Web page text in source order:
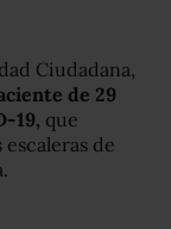
Ciudadana,
de 29
19, que
de